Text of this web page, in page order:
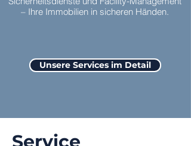
– Ihre Immobilien in sicheren Händen.
Unsere Services im Detail
Service